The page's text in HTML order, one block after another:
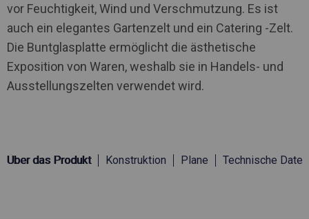
vor Feuchtigkeit, Wind und Verschmutzung. Es ist
auch ein elegantes Gartenzelt und ein Catering -Zelt.
Die Buntglasplatte ermöglicht die ästhetische
Exposition von Waren, weshalb sie in Handels- und
Ausstellungszelten verwendet wird.
Über das Produkt Konstruktion Plane Technische Daten